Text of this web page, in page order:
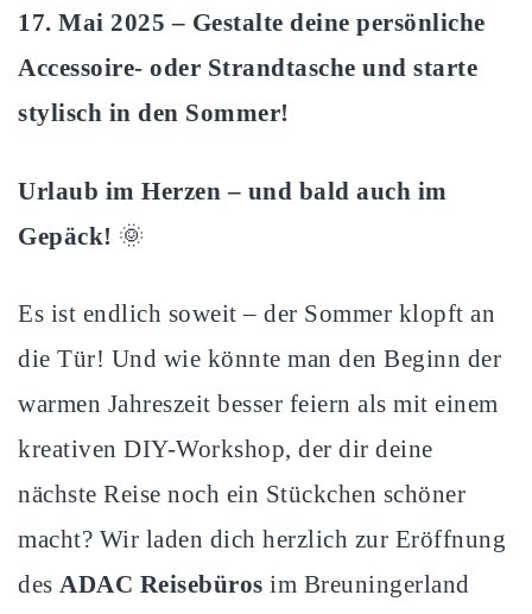
17. Mai 2025 – Gestalte deine persönliche
Accessoire- oder Strandtasche und starte
stylisch in den Sommer!
Urlaub im Herzen – und bald auch im
Gepäck! 🌞
Es ist endlich soweit – der Sommer klopft an
die Tür! Und wie könnte man den Beginn der
warmen Jahreszeit besser feiern als mit einem
kreativen DIY-Workshop, der dir deine
nächste Reise noch ein Stückchen schöner
macht? Wir laden dich herzlich zur Eröffnung
des ADAC Reisebüros im Breuningerland